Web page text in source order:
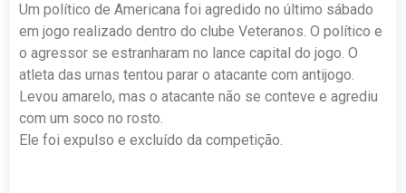
Um político de Americana foi agredido no último sábado
em jogo realizado dentro do clube Veteranos. O político e
o agressor se estranharam no lance capital do jogo. O
atleta das urnas tentou parar o atacante com antijogo.
Levou amarelo, mas o atacante não se conteve e agrediu
com um soco no rosto.
Ele foi expulso e excluído da competição.